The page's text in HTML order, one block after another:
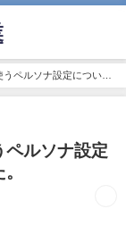
ペルソナ設定について
ペルソナ設定